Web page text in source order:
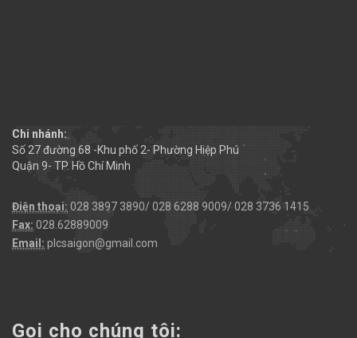
Chi nhánh:
Số 27 đường 68 -Khu phố 2- Phường Hiệp Phú
Quận 9- TP. Hồ Chí Minh
Điện thoại: 028 3897 3890/ 028 6288 9009/ 028 3736 1415
Fax: 028.62889009
Email: plcsaigon@gmail.com
Gọi cho chúng tôi: